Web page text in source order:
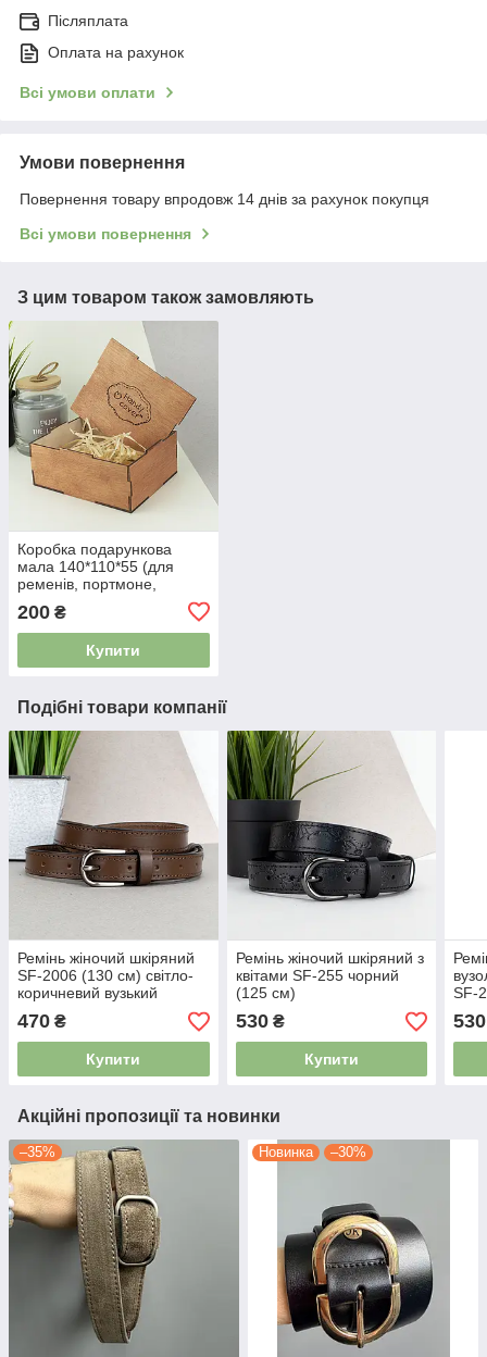
Післяплата
Оплата на рахунок
Всі умови оплати
Умови повернення
Повернення товару впродовж 14 днів за рахунок покупця
Всі умови повернення
З цим товаром також замовляють
Коробка подарункова
мала 140*110*55 (для
ременів, портмоне,
200 ₴
Купити
Подібні товари компанії
Ремінь жіночий шкіряний
SF-2006 (130 см) світло-
коричневий вузький
470 ₴
Купити
Ремінь жіночий шкіряний з
квітами SF-255 чорний
(125 см)
530₴
Купити
SF-
530
Акційні пропозиції та новинки
–35% Новинка –30%